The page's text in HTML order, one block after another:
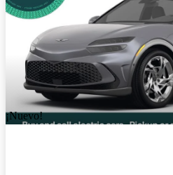
¡Nuevo!